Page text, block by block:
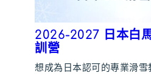
2026-2027 日本白
訓營
想成為日本認可的專業滑